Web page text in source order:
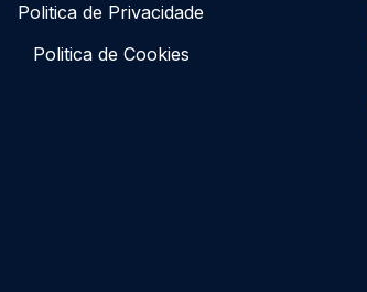
Politica de Privacidade
Politica de Cookies